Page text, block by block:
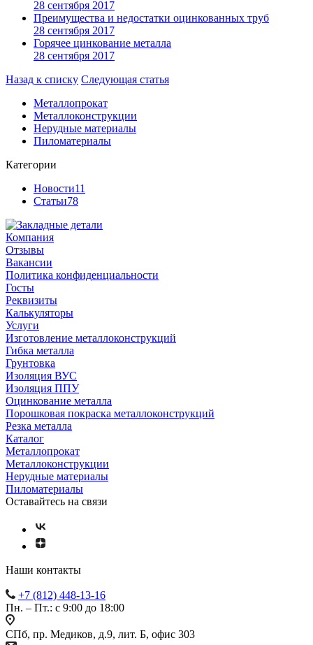
28 сентября 2017
Преимущества и недостатки оцинкованных труб
28 сентября 2017
Горячее цинкование металла
28 сентября 2017
Назад к списку Следующая статья
Металлопрокат
Металлоконструкции
Нерудные материалы
Пиломатериалы
Категории
Новости11
Статьи78
Компания
Отзывы
Вакансии
Политика конфиденциальности
Госты
Реквизиты
Калькуляторы
Услуги
Изготовление металлоконструкций
Гибка металла
Грунтовка
Изоляция ВУС
Изоляция ППУ
Оцинкование металла
Порошковая покраска металлоконструкций
Резка металла
Каталог
Металлопрокат
Металлоконструкции
Нерудные материалы
Пиломатериалы
Оставайтесь на связи
Наши контакты
+7 (812) 448-13-16
Пн. – Пт.: с 9:00 до 18:00
СПб, пр. Медиков, д.9, лит. Б, офис 303